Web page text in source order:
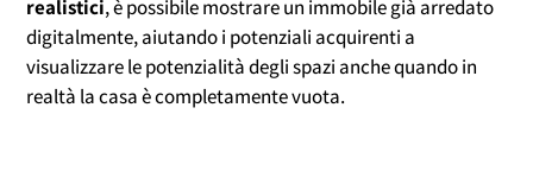
realistici, è possibile mostrare un immobile già arredato
digitalmente, aiutando i potenziali acquirenti a
visualizzare le potenzialità degli spazi anche quando in
realtà la casa è completamente vuota.